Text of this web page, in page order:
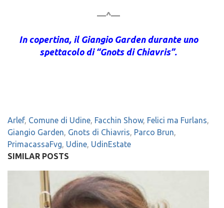
—^—
In copertina, il Giangio Garden durante uno
spettacolo di “Gnots di Chiavris”.
Arlef, Comune di Udine, Facchin Show, Felici ma Furlans,
Giangio Garden, Gnots di Chiavris, Parco Brun,
PrimacassaFvg, Udine, UdinEstate
SIMILAR POSTS